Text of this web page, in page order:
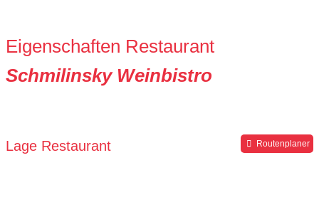
Eigenschaften Restaurant
Schmilinsky Weinbistro
Lage Restaurant Routenplaner